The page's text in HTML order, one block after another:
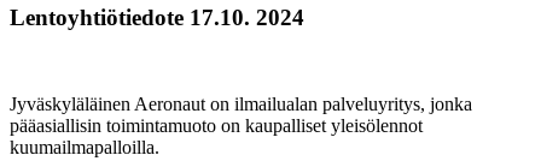
Lentoyhtiötiedote 17.10. 2024
Jyväskyläläinen Aeronaut on ilmailualan palveluyritys, jonka
pääasiallisin toimintamuoto on kaupalliset yleisölennot
kuumailmapalloilla.